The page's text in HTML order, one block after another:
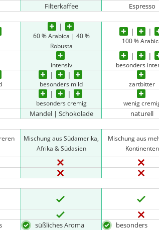
Filterkaffee Espresso
60 % Arabica | 40 %
Robusta
100 %
intensiv besonders
besonders mild zartbitter
besonders cremig wenig
Mandel | Schokolade naturell
Mischung aus Südamerika,
Afrika & Südasien
Mischung aus
Kontinenten
süßliches Aroma
besonders